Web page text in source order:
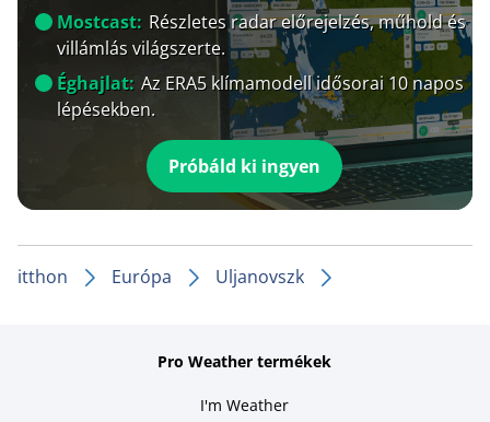
Mostcast: Részletes radar előrejelzés, műhold és
villámlás világszerte.
Éghajlat: Az ERA5 klímamodell idősorai 10 napos
lépésekben.
Próbáld ki ingyen
itthon Európa Uljanovszk
Pro Weather termékek
I'm Weather